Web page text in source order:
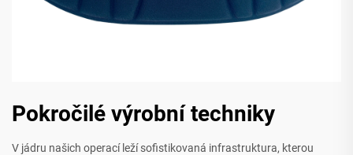
Pokročilé výrobní techniky
V jádru našich operací leží sofistikovaná infrastruktura, kterou